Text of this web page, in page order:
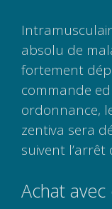
absolu de
fortement
commande
ordonnance,
zentiva sera
suivent l’arrêt
Achat